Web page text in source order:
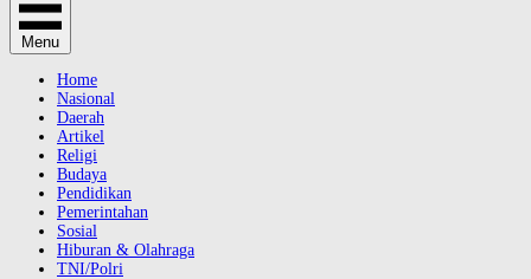
Menu
Home
Nasional
Daerah
Artikel
Religi
Budaya
Pendidikan
Pemerintahan
Sosial
Hiburan & Olahraga
TNI/Polri